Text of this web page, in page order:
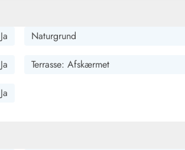
Ja Naturgrund
Ja Terrasse: Afskærmet
Ja